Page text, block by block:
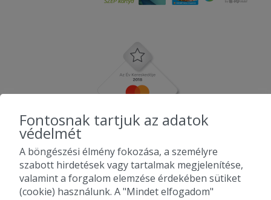
Fontosnak tartjuk az adatok
védelmét
A böngészési élmény fokozása, a személyre
szabott hirdetések vagy tartalmak megjelenítése,
valamint a forgalom elemzése érdekében sütiket
(cookie) használunk. A "Mindet elfogadom"